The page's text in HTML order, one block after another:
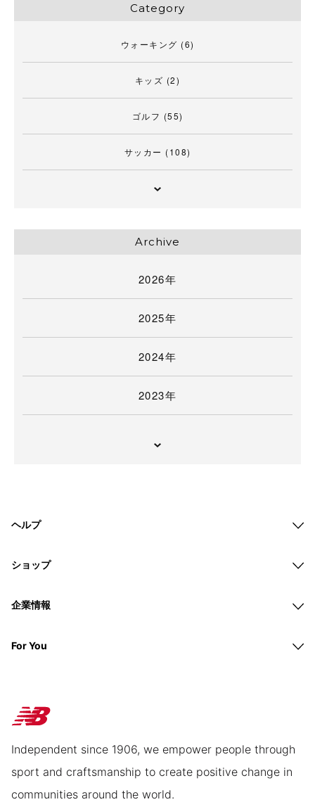
Category
ウォーキング (6)
キッズ (2)
ゴルフ (55)
サッカー (108)
Archive
2026年
2025年
2024年
2023年
ヘルプ
ショップ
企業情報
For You
Independent since 1906, we empower people through
sport and craftsmanship to create positive change in
communities around the world.